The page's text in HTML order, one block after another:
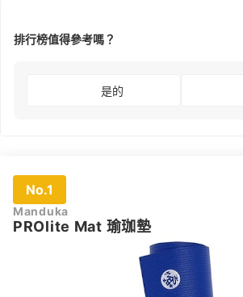
排行榜值得參考嗎？
是的
No.1
Manduka
PROlite Mat 瑜珈墊